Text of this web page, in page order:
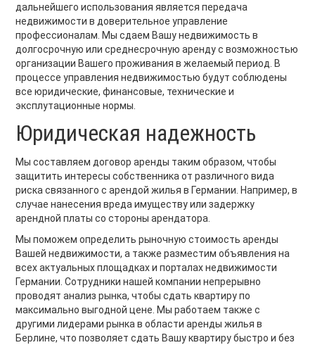
дальнейшего использования является передача
недвижимости в доверительное управление
профессионалам. Мы сдаем Вашу недвижимость в
долгосрочную или среднесрочную аренду с возможностью
организации Вашего проживания в желаемый период. В
процессе управления недвижимостью будут соблюдены
все юридические, финансовые, технические и
эксплутационные нормы.
Юридическая надежность
Мы составляем договор аренды таким образом, чтобы
защитить интересы собственника от различного вида
риска связанного с арендой жилья в Германии. Например, в
случае нанесения вреда имуществу или задержку
арендной платы со стороны арендатора.
Мы поможем определить рыночную стоимость аренды
Вашей недвижимости, a также разместим объявления на
всех актуальных площадках и порталах недвижимости
Германии. Сотрудники нашей компании непрерывно
проводят анализ рынка, чтобы сдать квартиру по
максимально выгодной цене. Мы работаем также с
другими лидерами рынка в области аренды жилья в
Берлине, что позволяет сдать Вашу квартиру быстро и без